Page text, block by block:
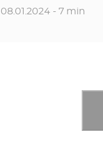
Date de publication
08.01.2024 - 7 min